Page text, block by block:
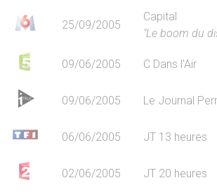
25/09/2005
Capital
"Le boom du
09/06/2005 C Dans l'Air
09/06/2005 Le Journal
06/06/2005 JT 13 heures
02/06/2005 JT 20 heures